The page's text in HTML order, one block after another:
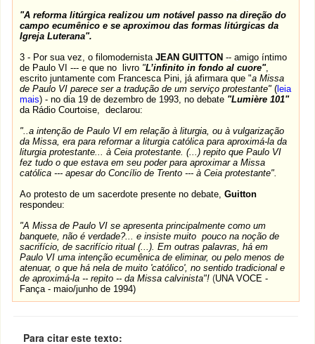
"A reforma litúrgica realizou um notável passo na direção do
campo ecumênico e se aproximou das formas litúrgicas da
Igreja Luterana".
3 - Por sua vez, o filomodernistaJEAN GUITTON -- amigo íntimo
de Paulo VI --- e que no livro "L’infinito in fondo al cuore",
escrito juntamente com Francesca Pini, já afirmara que "a Missa
de Paulo VI parece ser a tradução de um serviço protestante"( leia
mais) - no dia 19 de dezembro de 1993, no debate "Lumière 101"
da Rádio Courtoise, declarou:
"..a intenção de Paulo VI em relação à liturgia, ou à vulgarização
da Missa, era para reformar a liturgia católica para aproximá-la da
liturgia protestante... à Ceia protestante. (...) repito que Paulo VI
fez tudo o que estava em seu poder para aproximar a Missa
católica --- apesar do Concílio de Trento --- à Ceia protestante".
Ao protesto de um sacerdote presente no debate,Guitton
respondeu:
"A Missa de Paulo VI se apresenta principalmente como um
banquete, não é verdade?... e insiste muito pouco na noção de
sacrifício, de sacrifício ritual (...). Em outras palavras, há em
Paulo VI uma intenção ecumênica de eliminar, ou pelo menos de
atenuar, o que há nela de muito 'católico', no sentido tradicional e
de aproximá-la -- repito -- da Missa calvinista"! (UNA VOCE -
Fança - maio/junho de 1994)
Para citar este texto: